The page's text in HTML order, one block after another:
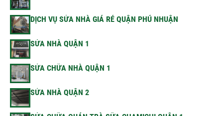
DỊCH VỤ SỬA NHÀ GIÁ RẺ QUẬN PHÚ NHUẬN
SỬA NHÀ QUẬN 1
SỬA CHỮA NHÀ QUẬN 1
SỬA NHÀ QUẬN 2